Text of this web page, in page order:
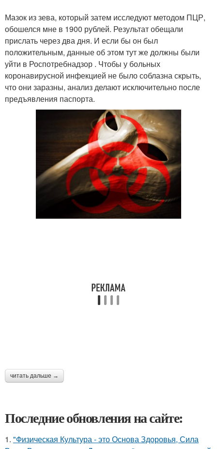
Мазок из зева, который затем исследуют методом ПЦР,
обошелся мне в 1900 рублей. Результат обещали
прислать через два дня. И если бы он был
положительным, данные об этом тут же должны были
уйти в Роспотребнадзор . Чтобы у больных
коронавирусной инфекцией не было соблазна скрыть,
что они заразны, анализ делают исключительно после
предъявления паспорта.
читать дальше →
Последние обновления на сайте:
1. "Физическая Культура - это Основа Здоровья, Сила